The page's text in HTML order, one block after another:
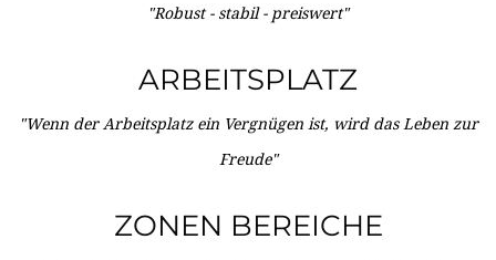
"Robust - stabil - preiswert"
ARBEITSPLATZ
"Wenn der Arbeitsplatz ein Vergnügen ist, wird das Leben zur
Freude"
ZONEN BEREICHE